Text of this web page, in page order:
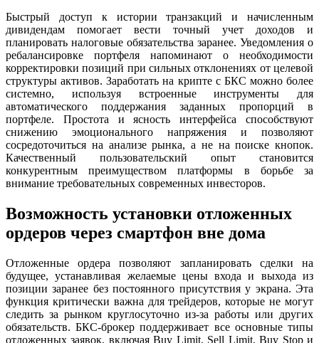
Быстрый доступ к истории транзакций и начисленным
дивидендам помогает вести точный учет доходов и
планировать налоговые обязательства заранее. Уведомления о
ребалансировке портфеля напоминают о необходимости
корректировки позиций при сильных отклонениях от целевой
структуры активов. Заработать на крипте с БКС можно более
системно, используя встроенные инструменты для
автоматического поддержания заданных пропорций в
портфеле. Простота и ясность интерфейса способствуют
снижению эмоционального напряжения и позволяют
сосредоточиться на анализе рынка, а не на поиске кнопок.
Качественный пользовательский опыт становится
конкурентным преимуществом платформы в борьбе за
внимание требовательных современных инвесторов.
Возможность установки отложенных
ордеров через смартфон вне дома
Отложенные ордера позволяют запланировать сделки на
будущее, устанавливая желаемые цены входа и выхода из
позиции заранее без постоянного присутствия у экрана. Эта
функция критически важна для трейдеров, которые не могут
следить за рынком круглосуточно из-за работы или других
обязательств. БКС-брокер поддерживает все основные типы
отложенных заявок, включая Buy Limit, Sell Limit, Buy Stop и